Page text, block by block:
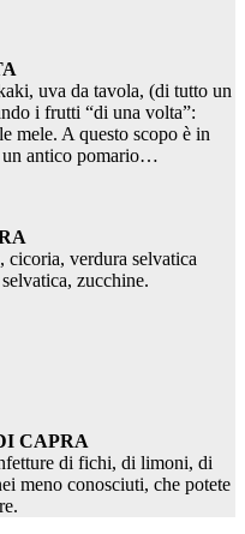
uva da tavola, (di tutto un
i frutti “di una volta”:
mele. A questo scopo è in
un antico pomario…
cicoria, verdura selvatica
zucchine.
CAPRA
di fichi, di limoni, di
meno conosciuti, che potete